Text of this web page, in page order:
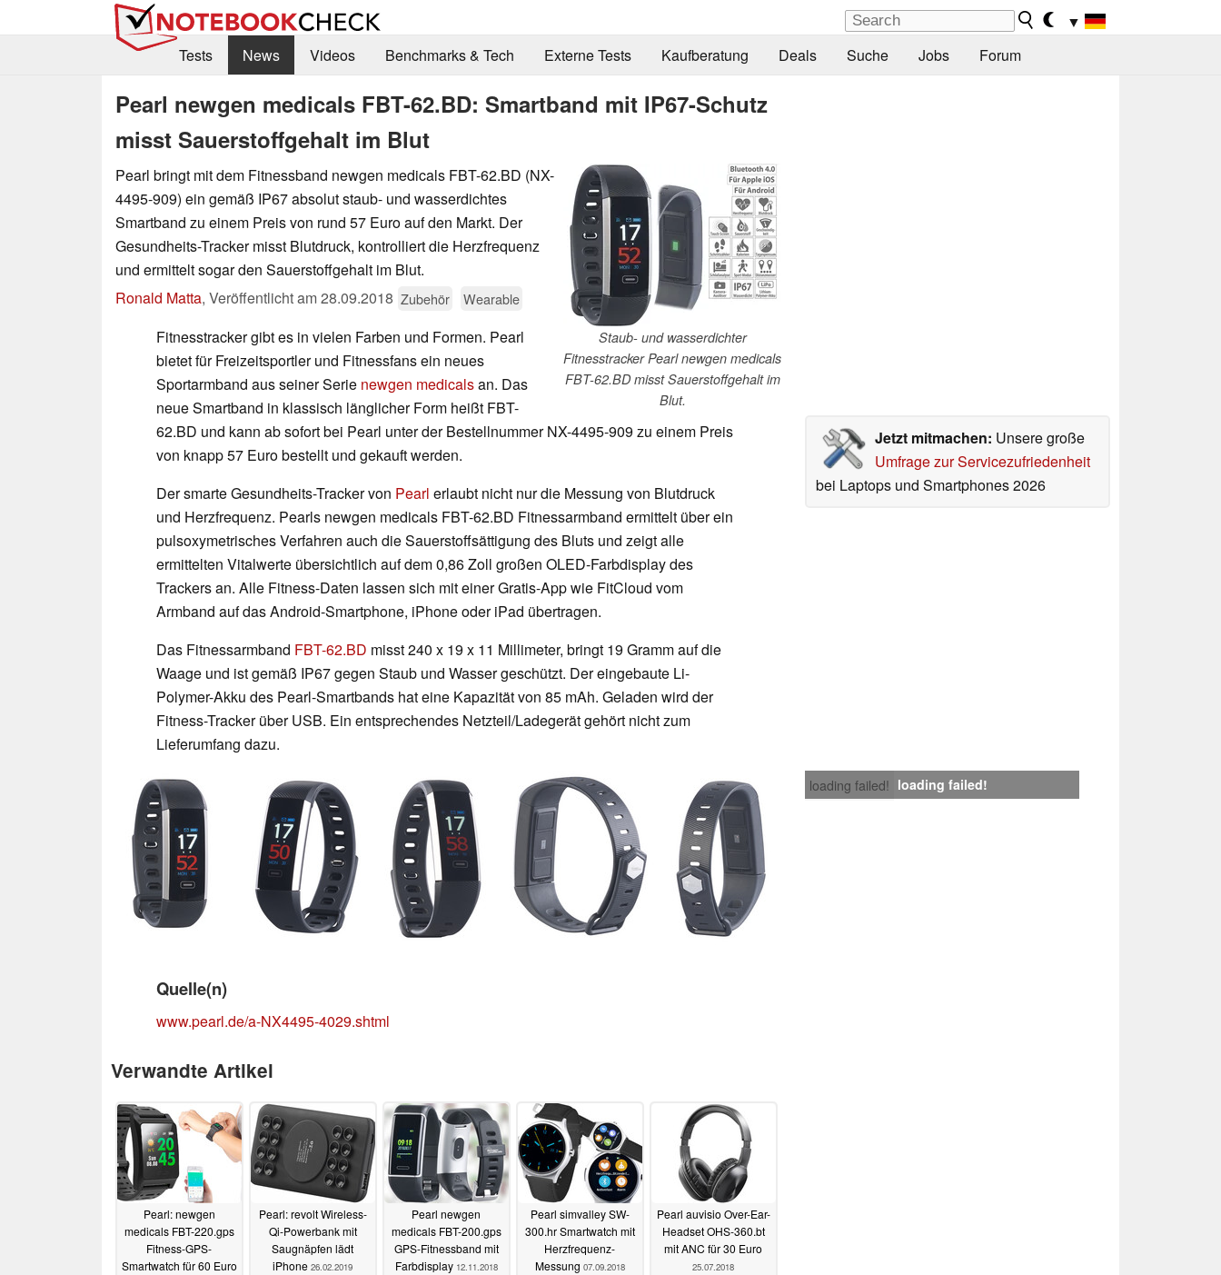
▼
Tests
News Videos Benchmarks & Tech Externe Tests Kaufberatung Deals Suche Jobs Forum
Pearl newgen medicals FBT-62.BD: Smartband mit IP67-Schutz
misst Sauerstoffgehalt im Blut
Staub- und wasserdichter
Fitnesstracker Pearl newgen medicals
FBT-62.BD misst Sauerstoffgehalt im
Blut.
Pearl bringt mit dem Fitnessband newgen medicals FBT-62.BD (NX-
4495-909) ein gemäß IP67 absolut staub- und wasserdichtes
Smartband zu einem Preis von rund 57 Euro auf den Markt. Der
Gesundheits-Tracker misst Blutdruck, kontrolliert die Herzfrequenz
und ermittelt sogar den Sauerstoffgehalt im Blut.
Ronald Matta, Veröffentlicht am28.09.2018 Zubehör Wearable
Jetzt mitmachen: Unsere große
Umfrage zur Servicezufriedenheit
bei Laptops und Smartphones 2026
Fitnesstracker gibt es in vielen Farben und Formen. Pearl
bietet für Freizeitsportler und Fitnessfans ein neues
Sportarmband aus seiner Serie newgen medicalsan. Das
neue Smartband in klassisch länglicher Form heißt FBT-
62.BD und kann ab sofort bei Pearl unter der Bestellnummer NX-4495-909 zu einem Preis
von knapp 57 Euro bestellt und gekauft werden.
Der smarte Gesundheits-Tracker von Pearl erlaubt nicht nur die Messung von Blutdruck
und Herzfrequenz. Pearls newgen medicals FBT-62.BD Fitnessarmband ermittelt über ein
pulsoxymetrisches Verfahren auch die Sauerstoffsättigung des Bluts und zeigt alle
ermittelten Vitalwerte übersichtlich auf dem 0,86 Zoll großen OLED-Farbdisplay des
Trackers an. Alle Fitness-Daten lassen sich mit einer Gratis-App wie FitCloud vom
Armband auf das Android-Smartphone, iPhone oder iPad übertragen.
Das Fitnessarmband FBT-62.BD misst 240 x 19 x 11 Millimeter, bringt 19 Gramm auf die
Waage und ist gemäß IP67 gegen Staub und Wasser geschützt. Der eingebaute Li-
Polymer-Akku des Pearl-Smartbands hat eine Kapazität von 85 mAh. Geladen wird der
Fitness-Tracker über USB. Ein entsprechendes Netzteil/Ladegerät gehört nicht zum
Lieferumfang dazu.
loading failed! loading failed!
Quelle(n)
www.pearl.de/a-NX4495-4029.shtml
Verwandte Artikel
Pearl: newgen
medicals FBT-220.gps
Fitness-GPS-
Smartwatch für 60 Euro
Pearl: revolt Wireless-
Qi-Powerbank mit
Saugnäpfen lädt
iPhone 26.02.2019
Pearl newgen
medicals FBT-200.gps
GPS-Fitnessband mit
Farbdisplay 12.11.2018
Pearl simvalley SW-
300.hr Smartwatch mit
Herzfrequenz-
Messung 07.09.2018
Pearl auvisio Over-Ear-
Headset OHS-360.bt
mit ANC für 30 Euro
25.07.2018